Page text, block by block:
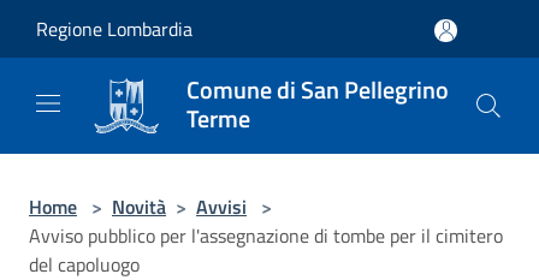
Regione Lombardia
Comune di San Pellegrino
Terme
Home > Novità > Avvisi >
Avviso pubblico per l'assegnazione di tombe per il cimitero
del capoluogo